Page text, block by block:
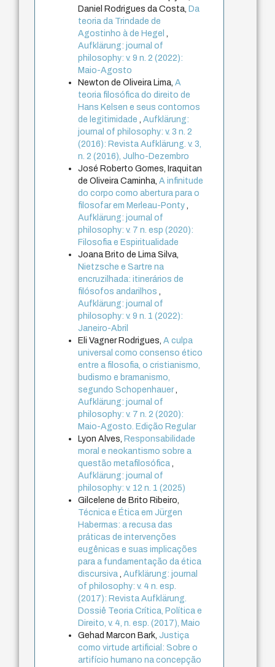
Daniel Rodrigues da Costa, Da
teoria da Trindade de
Agostinho à de Hegel,
Aufklärung: journal of
philosophy: v. 9 n. 2 (2022):
Maio-Agosto
Newton de Oliveira Lima,A
teoria filosófica do direito de
Hans Kelsen e seus contornos
de legitimidade,Aufklärung:
journal of philosophy: v. 3 n. 2
(2016): Revista Aufklärung. v. 3,
n. 2 (2016), Julho-Dezembro
José Roberto Gomes, Iraquitan
de Oliveira Caminha,A infinitude
do corpo como abertura para o
filosofar em Merleau-Ponty,
Aufklärung: journal of
philosophy: v. 7 n. esp (2020):
Filosofia e Espiritualidade
Joana Brito de Lima Silva,
Nietzsche e Sartre na
encruzilhada: itinerários de
filósofos andarilhos,
Aufklärung: journal of
philosophy: v. 9 n. 1 (2022):
Janeiro-Abril
Eli Vagner Rodrigues,A culpa
universal como consenso ético
entre a filosofia, o cristianismo,
budismo e bramanismo,
segundo Schopenhauer,
Aufklärung: journal of
philosophy: v. 7 n. 2 (2020):
Maio-Agosto. Edição Regular
Lyon Alves, Responsabilidade
moral e neokantismo sobre a
questão metafilosófica,
Aufklärung: journal of
philosophy: v. 12 n. 1 (2025)
Gilcelene de Brito Ribeiro,
Técnica e Ética em Jürgen
Habermas: a recusa das
práticas de intervenções
eugênicas e suas implicações
para a fundamentação da ética
discursiva,Aufklärung: journal
of philosophy: v. 4 n. esp.
(2017): Revista Aufklärung.
Dossiê Teoria Crítica, Política e
Direito, v. 4, n. esp. (2017), Maio
Gehad Marcon Bark,Justiça
como virtude artificial: Sobre o
artifício humano na concepção